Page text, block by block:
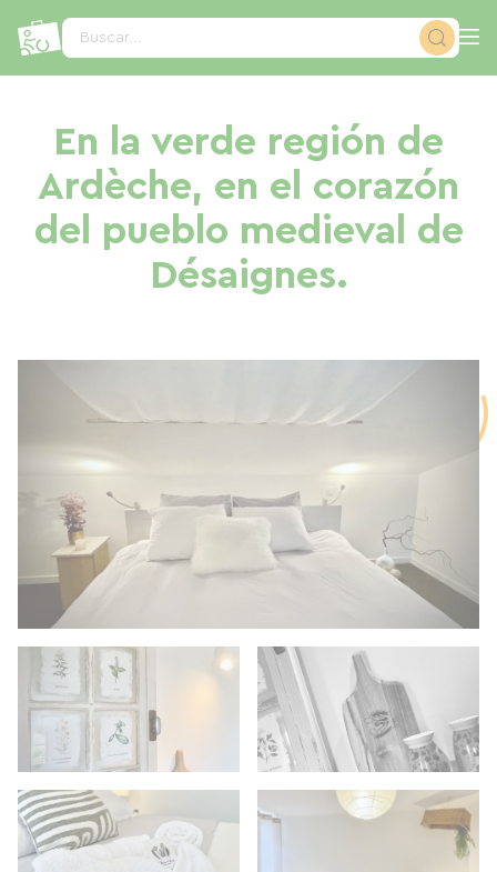
Buscar...
En la verde región de
Ardèche, en el corazón
del pueblo medieval de
Désaignes.
Panel de gestión de cookies